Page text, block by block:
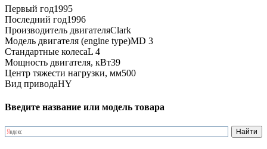
Первый год1995
Последний год1996
Производитель двигателяClark
Модель двигателя (engine type)MD 3
Стандартные колесаL 4
Мощность двигателя, кВт39
Центр тяжести нагрузки, мм500
Вид приводаHY
Введите название или модель товара